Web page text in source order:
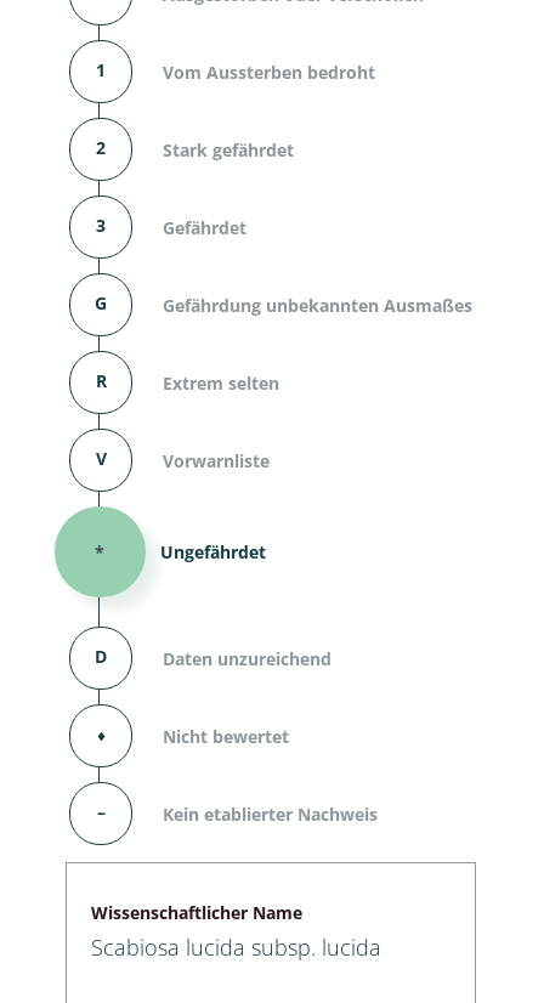
1 Vom Aussterben bedroht
2 Stark gefährdet
3 Gefährdet
G Gefährdung unbekannten Ausmaßes
R Extrem selten
V Vorwarnliste
* Ungefährdet
D Daten unzureichend
⬧ Nicht bewertet
– Kein etablierter Nachweis
Wissenschaftlicher Name
Scabiosa lucida subsp. lucida